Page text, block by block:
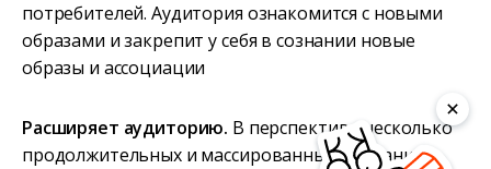
потребителей. Аудитория ознакомится с новыми
образами и закрепит у себя в сознании новые
образы и ассоциации
Расширяет аудиторию. В перспективе несколько
продолжительных и массированных кампаний